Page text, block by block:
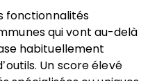
fonctionnalités
qui vont au-delà
habituellement
Un score élevé